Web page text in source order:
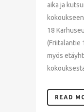
aika ja
18
(Friitalantie
myös
READ